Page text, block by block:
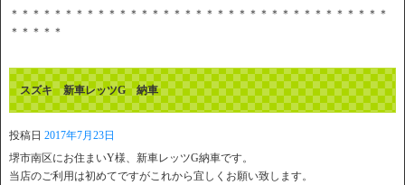
＊＊＊＊＊＊＊＊＊＊＊＊＊＊＊＊＊＊＊＊＊＊＊＊＊＊＊＊＊＊＊＊＊＊＊
＊＊＊＊＊
スズキ 新車レッツG 納車
投稿日 2017年7月23日
堺市南区にお住まいY様、新車レッツG納車です。
当店のご利用は初めてですがこれから宜しくお願い致します。